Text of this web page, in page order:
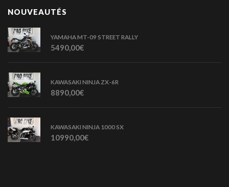
NOUVEAUTÉS
YAMAHA MT-09 STREET RALLY
5490,00€
KAWASAKI NINJA ZX-6R
8890,00€
KAWASAKI NINJA 1000 SX
10990,00€